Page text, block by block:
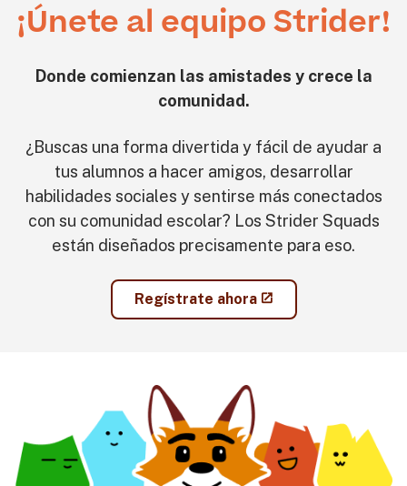
¡Únete al equipo Strider!
Donde comienzan las amistades y crece la
comunidad.
¿Buscas una forma divertida y fácil de ayudar a
tus alumnos a hacer amigos, desarrollar
habilidades sociales y sentirse más conectados
con su comunidad escolar? Los Strider Squads
están diseñados precisamente para eso.
Regístrate ahora